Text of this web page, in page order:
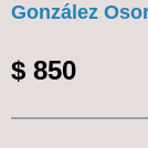
González
$ 850